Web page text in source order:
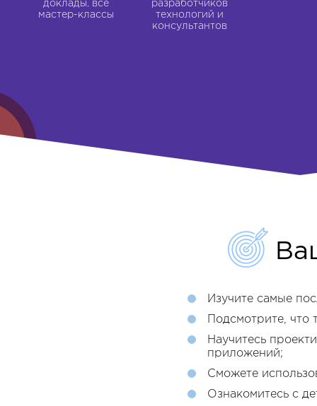
доклады, все
мастер-классы
разработчиков
технологий и
консультантов
Изучите самые
Подсмотрите,
Научитесь
приложений;
Сможете
Ознакомитесь с